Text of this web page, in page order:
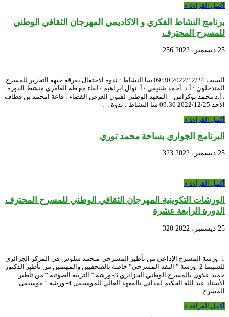
أكمل القراءة »
برنامج النشاط الفكري و الاكاديمي المهرجان الثقافي الوطني
للمسرح المحترف
25 ديسمبر، 2022 256
السبت 2022/12/24 09:30 سا النشاط : ندوة الاحتفال بفرقة جبهة التحرير للمسرح
المتدخلون : أ.د. أحمد شنيقي / أ. نوال ابراهيم / لقاء مع طه العامري منشط الدورة
: أ.د محمد بوكراس – المعهد الوطني لفنون العرض الفضاء : قاعة امحمد بن قطاف
الاحد 2022/12/25 09:30 سا النشاط : ندوة …
أكمل القراءة »
البرنامج الجواري بساحة محمد توري
25 ديسمبر، 2022 323
أكمل القراءة »
الورشات التكوينية المهرجان الثقافي الوطني للمسرح المحترف
الدورة الرابعة عشرة
25 ديسمبر، 2022 320
1- ورشة المسرح الإذاعي من تأطير المسرحي مـحمد شلوش في المركز الجزائري
للسينما 2- ورشة ” النقد المسرحي” خاصة بالصحفيين والمهتمين من تأطير الدكتور
حميد علاوي بالمسرح الوطني الجزائري 3- ورشة ” التربية الصوتية ” من تأطير
الأستاذ عبد الله الحكيم لمداني بالمعهد العالي للموسيقى 4- ورشة ” موسيقى
المسرح …
أكمل القراءة »